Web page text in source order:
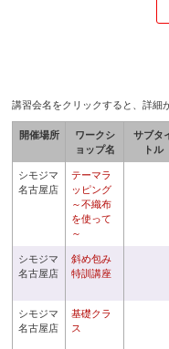
講習会名をクリックすると、詳細
開催場所
ワークシ
ョップ名
サブタ
トル
シモジマ
名古屋店
テーマラ
ッピング
～不織布
を使って
～
シモジマ
名古屋店
斜め包み
特訓講座
シモジマ
名古屋店
基礎クラ
ス